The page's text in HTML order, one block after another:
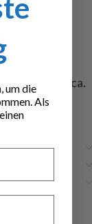
Gewicht ca.
um die
Als